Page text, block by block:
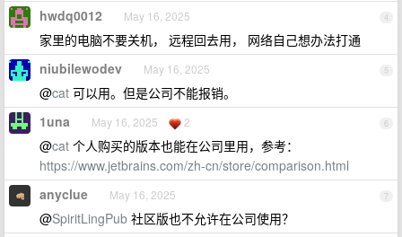
4
hwdq0012 May 16, 2025
家里的电脑不要关机， 远程回去用， 网络自己想办法打通
5
niubilewodev May 16, 2025
@cat 可以用。但是公司不能报销。
6
1una May 16, 2025 2
@cat 个人购买的版本也能在公司里用，参考：
https://www.jetbrains.com/zh-cn/store/comparison.html
7
anyclue May 16, 2025
@SpiritLingPub 社区版也不允许在公司使用？